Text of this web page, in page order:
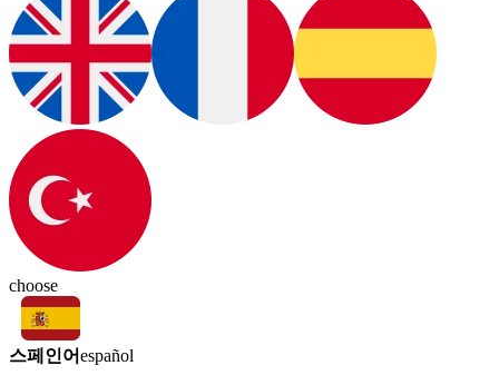
choose
스페인어español